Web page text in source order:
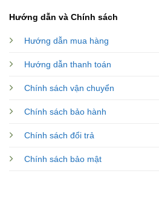
Hướng dẫn và Chính sách
Hướng dẫn mua hàng
Hướng dẫn thanh toán
Chính sách vận chuyển
Chính sách bảo hành
Chính sách đổi trả
Chính sách bảo mật